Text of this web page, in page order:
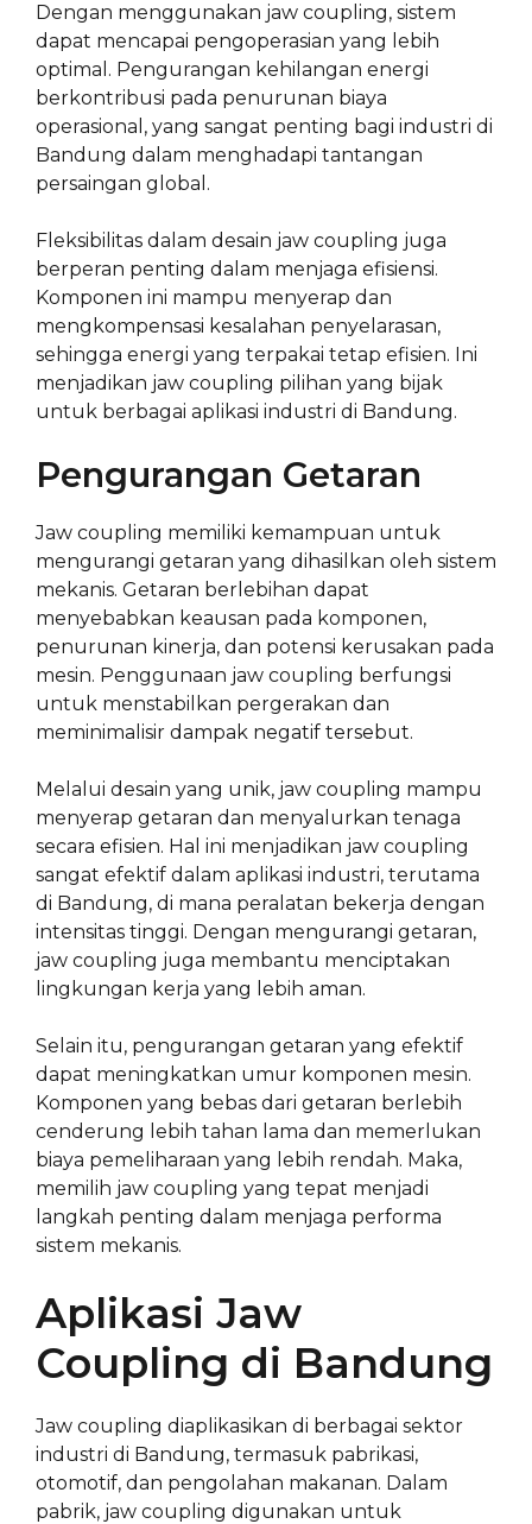
Dengan menggunakan jaw coupling, sistem
dapat mencapai pengoperasian yang lebih
optimal. Pengurangan kehilangan energi
berkontribusi pada penurunan biaya
operasional, yang sangat penting bagi industri di
Bandung dalam menghadapi tantangan
persaingan global.
Fleksibilitas dalam desain jaw coupling juga
berperan penting dalam menjaga efisiensi.
Komponen ini mampu menyerap dan
mengkompensasi kesalahan penyelarasan,
sehingga energi yang terpakai tetap efisien. Ini
menjadikan jaw coupling pilihan yang bijak
untuk berbagai aplikasi industri di Bandung.
Pengurangan Getaran
Jaw coupling memiliki kemampuan untuk
mengurangi getaran yang dihasilkan oleh sistem
mekanis. Getaran berlebihan dapat
menyebabkan keausan pada komponen,
penurunan kinerja, dan potensi kerusakan pada
mesin. Penggunaan jaw coupling berfungsi
untuk menstabilkan pergerakan dan
meminimalisir dampak negatif tersebut.
Melalui desain yang unik, jaw coupling mampu
menyerap getaran dan menyalurkan tenaga
secara efisien. Hal ini menjadikan jaw coupling
sangat efektif dalam aplikasi industri, terutama
di Bandung, di mana peralatan bekerja dengan
intensitas tinggi. Dengan mengurangi getaran,
jaw coupling juga membantu menciptakan
lingkungan kerja yang lebih aman.
Selain itu, pengurangan getaran yang efektif
dapat meningkatkan umur komponen mesin.
Komponen yang bebas dari getaran berlebih
cenderung lebih tahan lama dan memerlukan
biaya pemeliharaan yang lebih rendah. Maka,
memilih jaw coupling yang tepat menjadi
langkah penting dalam menjaga performa
sistem mekanis.
Aplikasi Jaw
Coupling di Bandung
Jaw coupling diaplikasikan di berbagai sektor
industri di Bandung, termasuk pabrikasi,
otomotif, dan pengolahan makanan. Dalam
pabrik, jaw coupling digunakan untuk